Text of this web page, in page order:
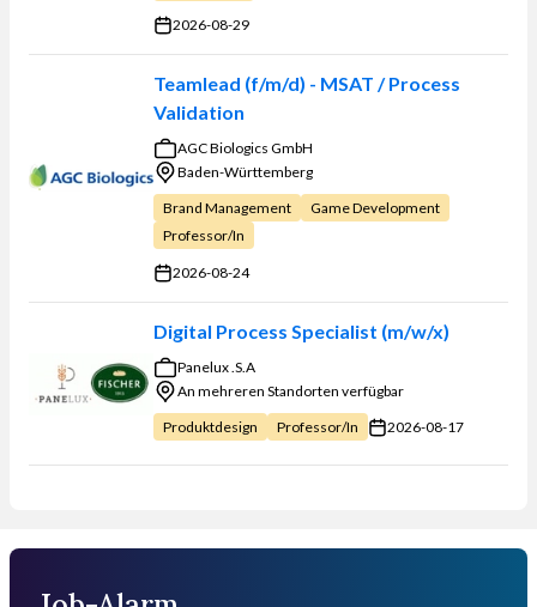
2026-08-29
Teamlead (f/m/d) - MSAT / Process
Validation
AGC Biologics GmbH
Baden-Württemberg
Brand Management
Game Development
Professor/in
2026-08-24
Digital Process Specialist (m/w/x)
Panelux .S.A
An mehreren Standorten verfügbar
Produktdesign
Professor/in 2026-08-17